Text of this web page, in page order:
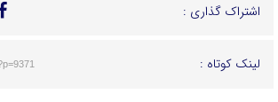
اشتراک گذاری :
لینک کوتاه :